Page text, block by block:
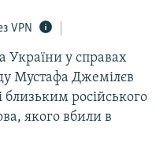
VPN
України у справах
Мустафа Джемілєв
близьким російського
якого вбили в